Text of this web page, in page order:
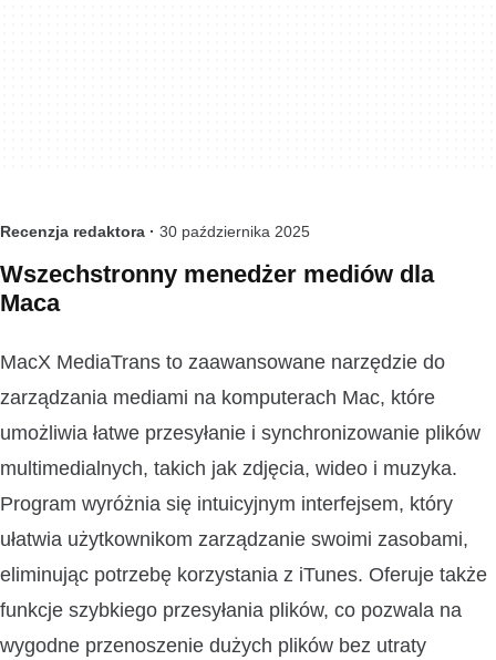
Recenzja redaktora · 30 października 2025
Wszechstronny menedżer mediów dla
Maca
MacX MediaTrans to zaawansowane narzędzie do
zarządzania mediami na komputerach Mac, które
umożliwia łatwe przesyłanie i synchronizowanie plików
multimedialnych, takich jak zdjęcia, wideo i muzyka.
Program wyróżnia się intuicyjnym interfejsem, który
ułatwia użytkownikom zarządzanie swoimi zasobami,
eliminując potrzebę korzystania z iTunes. Oferuje także
funkcje szybkiego przesyłania plików, co pozwala na
wygodne przenoszenie dużych plików bez utraty